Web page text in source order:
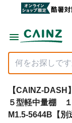
【CAINZ-
５型軽中量棚
M1.5-5644B【別